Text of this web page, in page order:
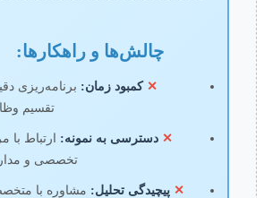
چالش‌ها و راهکارها:
کمبود زمان:برنامه‌ریزی دقیق و
تقسیم وظایف.
دسترسی به نمونه:ارتباط با مراکز
تخصصی و مدارس.
✕ پیچیدگی تحلیل:مشاوره با متخصصین